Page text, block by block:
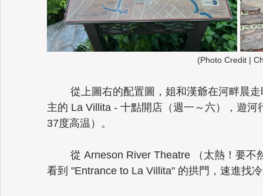
(Photo Credit |
主的 La Villita - 十點開店（週一～六），遊
37度高温）。
	從
Arneson River Theatre （太熱！要不
看到 "Entrance to La Villita" 的拱門，速進找